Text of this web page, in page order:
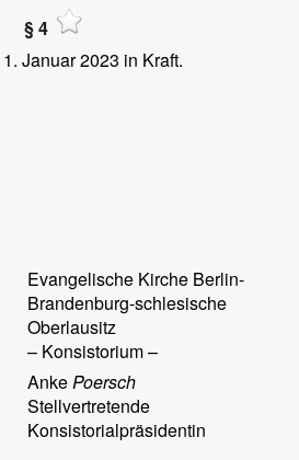
§ 4
Januar 2023 in Kraft.
Evangelische Kirche Berlin-
Brandenburg-schlesische
Oberlausitz
– Konsistorium –
Anke Poersch
Stellvertretende
Konsistorialpräsidentin